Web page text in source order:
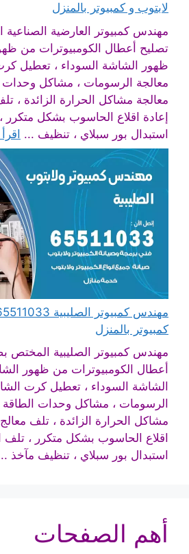
لابتوب و كمبيوتر بالمنزل
مهندس كمبيوتر العارضية
تصليح أعطال الكومبيوترات من
ظهور الشاشة السوداء ، تعطيل
معالجة الرسومات ، مشاكل وحدات
معالجة مشاكل الحرارة الزائدة ،
إعادة اقلاع الحاسوب بشكل متكرر
استبدال بور سبلاي ، تنظيف ...
كمبيوتر بالمنزل
مهندس كمبيوتر الصليبية المختص
أعطال الكومبيوترات من ظهور
الشاشة السوداء ، تعطيل كرت
الرسومات ، مشاكل وحدات الطاقة
مشاكل الحرارة الزائدة ، تلف
اقلاع الحاسوب بشكل متكرر ، تلف
استبدال بور سبلاي ، تنظيف مآخذ
أهم الصفحات